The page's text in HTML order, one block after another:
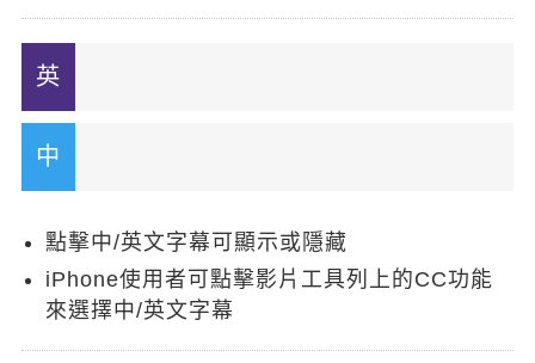
情境閱讀
新聞英文
點擊中/英文字幕可顯示或隱藏
iPhone使用者可點擊影片工具列上的CC功能
來選擇中/英文字幕